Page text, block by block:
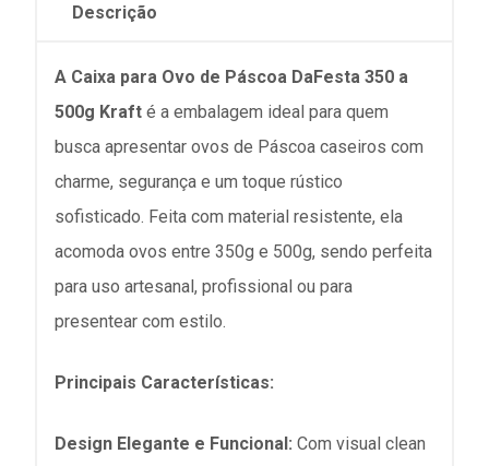
Descrição
A Caixa para Ovo de Páscoa DaFesta 350 a
500g Kraft é a embalagem ideal para quem
busca apresentar ovos de Páscoa caseiros com
charme, segurança e um toque rústico
sofisticado. Feita com material resistente, ela
acomoda ovos entre 350g e 500g, sendo perfeita
para uso artesanal, profissional ou para
presentear com estilo.
Principais Características:
Design Elegante e Funcional: Com visual clean